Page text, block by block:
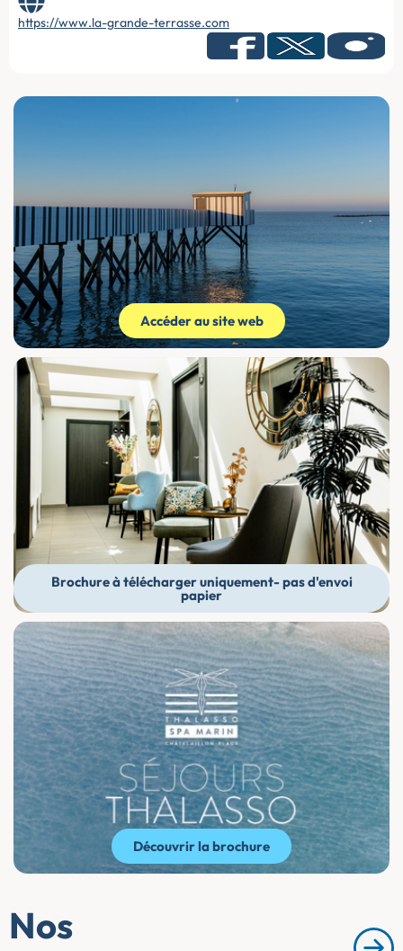
https://www.la-grande-terrasse.com
Découvrir la brochure
Brochure à télécharger uniquement- pas d'envoi
papier
Accéder au site web
Nos